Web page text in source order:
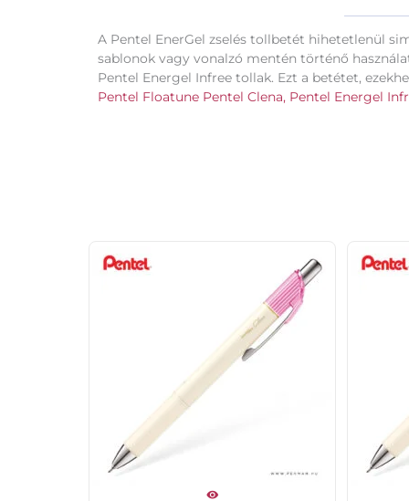
A Pentel EnerGel zselés tollbetét hihetetlenül
sablonok vagy vonalzó mentén történő
Pentel Energel Infree tollak. Ezt a betétet,
Pentel Floatune Pentel Clena, Pentel Energel